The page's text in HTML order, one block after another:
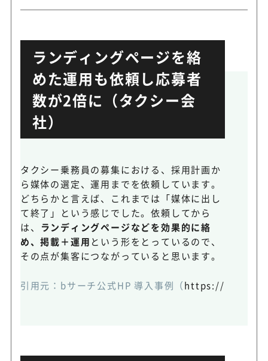
ランディングページを絡
めた運用も依頼し応募者
数が2倍に（タクシー会
社）
タクシー乗務員の募集における、採用計画か
ら媒体の選定、運用までを依頼しています。
どちらかと言えば、これまでは「媒体に出し
て終了」という感じでした。依頼してから
は、
ランディングページなどを効果的に絡
め、掲載＋運用 という形をとっているので、
その点が集客につながっていると思います。
引用元： bサーチ公式HP 導入事例 （https://